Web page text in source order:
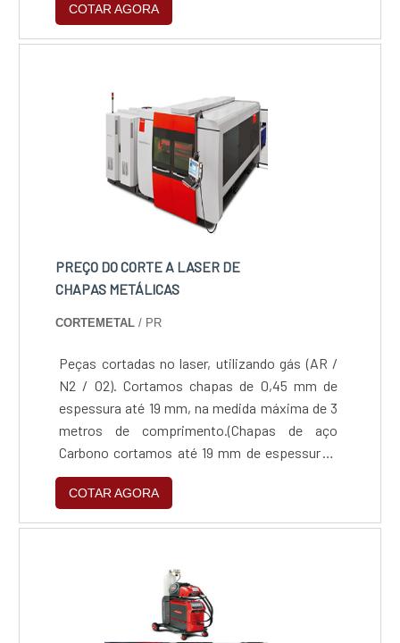
manutenção.O equipamento de alinhamentoO
alinhador de eixo a laser é um equipamento
eixos. O processo de funci....
COTAR AGORA
PREÇO DO CORTE A LASER DE
CHAPAS METÁLICAS
CORTEMETAL / PR
Peças cortadas no laser, utilizando gás (AR /
N2 / O2). Cortamos chapas de 0,45 mm de
espessura até 19 mm, na medida máxima de 3
metros de comprimento.(Chapas de aço
Carbono cortamos até 19 mm de espessura /
Chapas de Inox 304 Comum Cortamos até 9,5
mm de espessura / Chapas de Inox 304
Escovado Cortamos até 3,00 mm de
de Inox 430 Escovado Cortamos até 2,00 mm
de espessura / Chapas de Alumínio Cortamos
até 5 mm de espessura)Peças cortadas no
COTAR AGORA